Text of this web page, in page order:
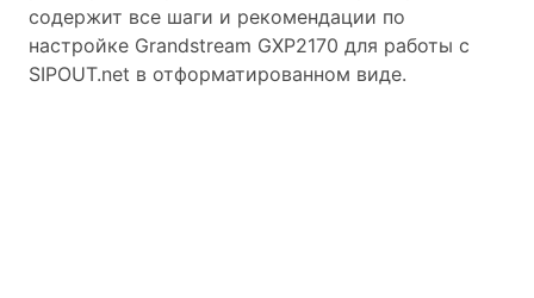
содержит все шаги и рекомендации по
настройке Grandstream GXP2170 для работы с
SIPOUT.net в отформатированном виде.